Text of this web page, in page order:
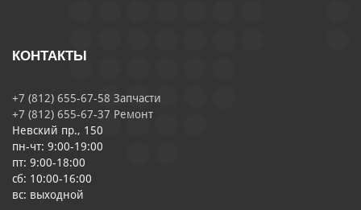
КОНТАКТЫ
+7 (812) 655-67-58 Запчасти
+7 (812) 655-67-37 Ремонт
Невский пр., 150
пн-чт: 9:00-19:00
пт: 9:00-18:00
сб: 10:00-16:00
вс: выходной